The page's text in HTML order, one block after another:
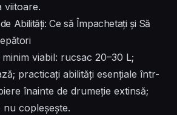
viitoare.
Abilități: Ce să Împachetați și Să
viabil: rucsac 20–30 L;
practicați abilități esențiale într-
înainte de drumeție extinsă;
copleșește.